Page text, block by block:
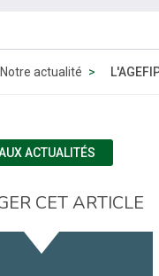
Notre actualité
ACTUALITÉS
CET ARTICLE